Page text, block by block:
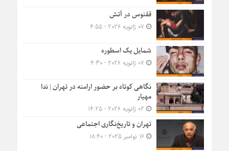
ققنوس در آتش
شمایل یک اسطوره
نگاهی کوتاه بر حضور ارامنه در تهران | ندا
مهیار
تهران و تاریخ‌نگاری اجتماعی
16 نوامبر 2025 - 18:40